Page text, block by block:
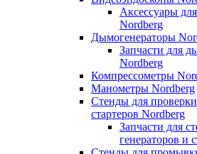
Аксессуары
Nordberg
Дымогенераторы
Запчасти для
Nordberg
Компрессометры
Манометры Nordberg
Стенды для
стартеров Nordberg
Запчасти для
генераторов и